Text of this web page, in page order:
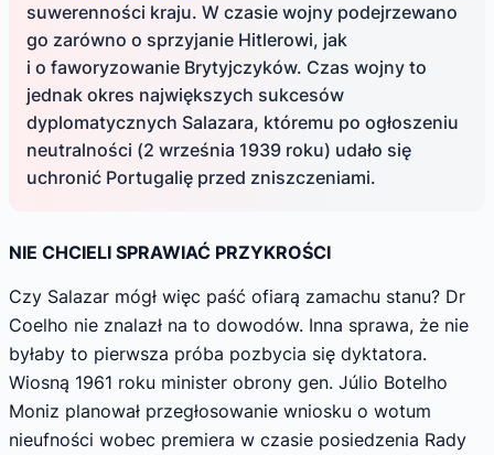
suwerenności kraju. W czasie wojny podejrzewano
go zarówno o sprzyjanie Hitlerowi, jak
i o faworyzowanie Brytyjczyków. Czas wojny to
jednak okres największych sukcesów
dyplomatycznych Salazara, któremu po ogłoszeniu
neutralności (2 września 1939 roku) udało się
uchronić Portugalię przed zniszczeniami.
NIE CHCIELI SPRAWIAĆ PRZYKROŚCI
Czy Salazar mógł więc paść ofiarą zamachu stanu? Dr
Coelho nie znalazł na to dowodów. Inna sprawa, że nie
byłaby to pierwsza próba pozbycia się dyktatora.
Wiosną 1961 roku minister obrony gen. Júlio Botelho
Moniz planował przegłosowanie wniosku o wotum
nieufności wobec premiera w czasie posiedzenia Rady